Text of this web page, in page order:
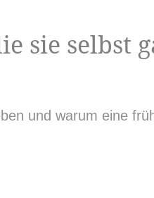
sie selbst
und warum eine